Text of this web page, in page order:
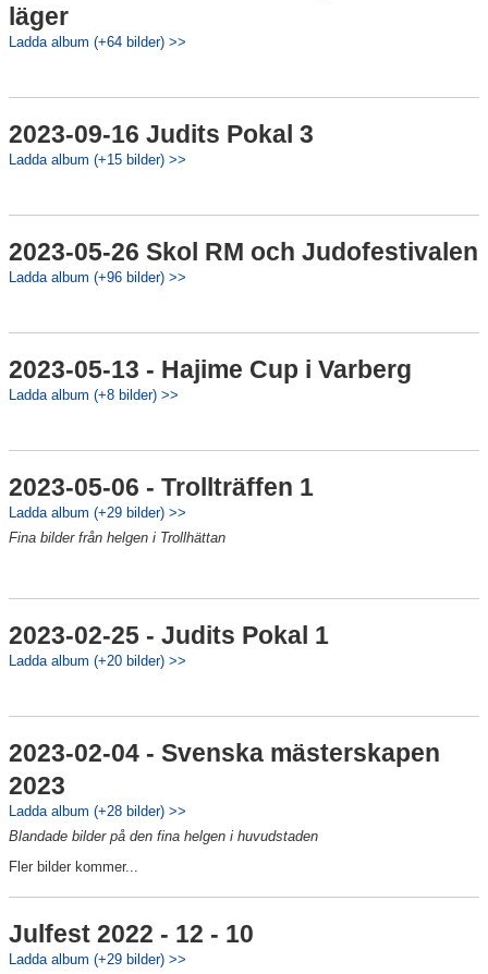
läger
Ladda album (+64 bilder) >>
2023-09-16 Judits Pokal 3
Ladda album (+15 bilder) >>
2023-05-26 Skol RM och Judofestivalen
Ladda album (+96 bilder) >>
2023-05-13 - Hajime Cup i Varberg
Ladda album (+8 bilder) >>
2023-05-06 - Trollträffen 1
Ladda album (+29 bilder) >>
Fina bilder från helgen i Trollhättan
2023-02-25 - Judits Pokal 1
Ladda album (+20 bilder) >>
2023-02-04 - Svenska mästerskapen
2023
Ladda album (+28 bilder) >>
Blandade bilder på den fina helgen i huvudstaden
Fler bilder kommer...
Julfest 2022 - 12 - 10
Ladda album (+29 bilder) >>